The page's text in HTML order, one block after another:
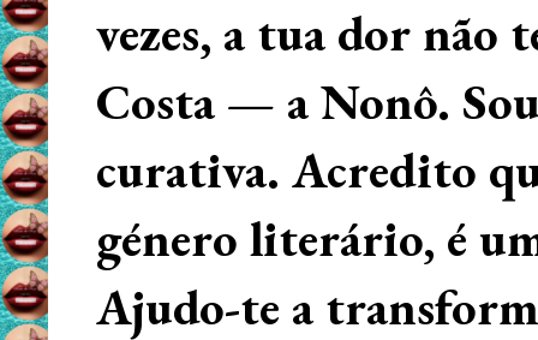
vezes, a tua dor não
Costa — a Nonô.
curativa. Acredito
género literário, é
Ajudo-te a